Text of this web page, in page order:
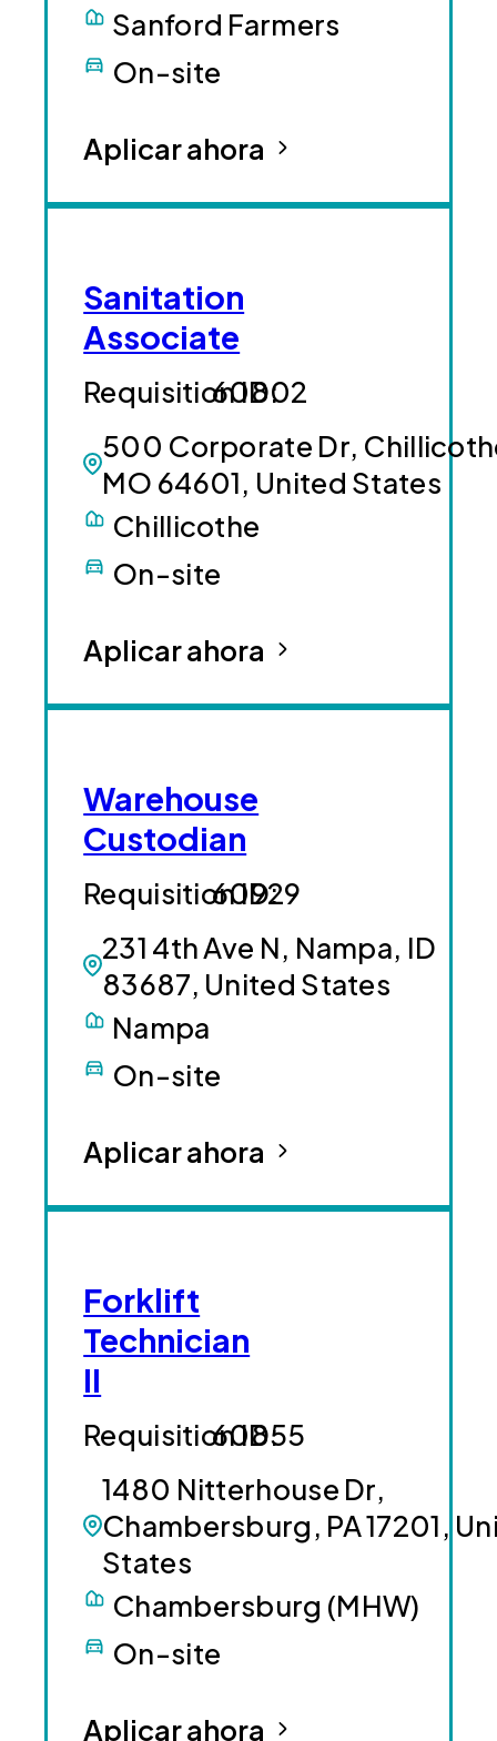
Sanford Farmers
On-site
Aplicar ahora
Sanitation
Associate
500 Corporate Dr,
MO 64601, United States
60802
Chillicothe
On-site
Aplicar ahora
Warehouse
Custodian
231 4th Ave N, Nampa, ID
83687, United States
60929
Nampa
On-site
Aplicar ahora
Forklift
Technician
II
1480 Nitterhouse Dr,
Chambersburg, PA 17201,
States
60855
Chambersburg (MHW)
On-site
Aplicar ahora